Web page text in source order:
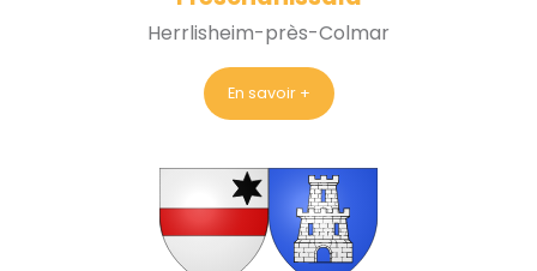
Herrlisheim-près-Colmar
En savoir +